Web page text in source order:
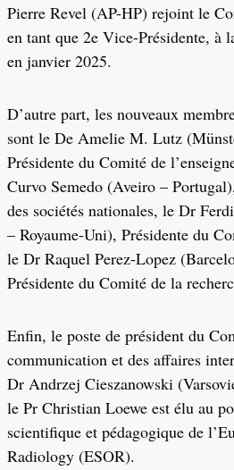
Pierre Revel (AP-HP) rejoint le
en tant que 2e Vice-Présidente, à
en janvier 2025.
D’autre part, les nouveaux
sont le De Amelie M. Lutz
Présidente du Comité de
Curvo Semedo (Aveiro –
des sociétés nationales, le Dr
– Royaume-Uni), Présidente du
le Dr Raquel Perez-Lopez
Présidente du Comité de la
Enfin, le poste de président du
communication et des affaires
Dr Andrzej Cieszanowski
le Pr Christian Loewe est élu au
scientifique et pédagogique de
Radiology (ESOR).